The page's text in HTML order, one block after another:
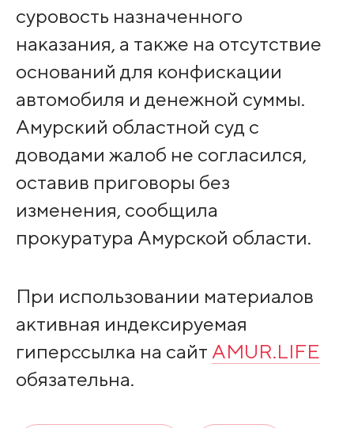
суровость назначенного
наказания, а также на отсутствие
оснований для конфискации
автомобиля и денежной суммы.
Амурский областной суд с
доводами жалоб не согласился,
оставив приговоры без
изменения, сообщила
прокуратура Амурской области.
При использовании материалов
активная индексируемая
гиперссылка на сайт AMUR.LIFE
обязательна.